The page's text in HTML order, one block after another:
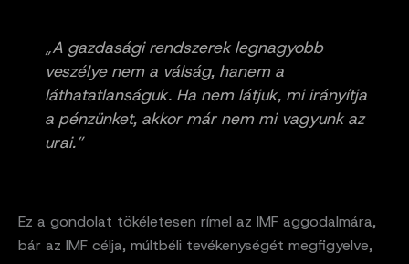
„A gazdasági rendszerek legnagyobb
veszélye nem a válság, hanem a
láthatatlanságuk. Ha nem látjuk, mi irányítja
a pénzünket, akkor már nem mi vagyunk az
urai.”
Ez a gondolat tökéletesen rímel az IMF aggodalmára,
bár az IMF célja, múltbéli tevékenységét megfigyelve,